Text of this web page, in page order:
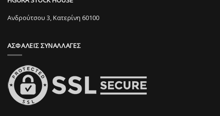
να
επιλεγούν
του
Ανδρούτσου 3, Κατερίνη 60100
ΑΣΦΑΛΕΙΣ ΣΥΝΑΛΛΑΓΕΣ